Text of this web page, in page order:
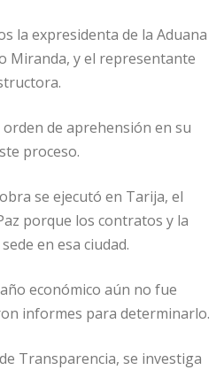
la expresidenta de la Aduana
Miranda, y el representante
de aprehensión en su
proceso.
se ejecutó en Tarija, el
porque los contratos y la
en esa ciudad.
económico aún no fue
informes para determinarlo.
Transparencia, se investiga